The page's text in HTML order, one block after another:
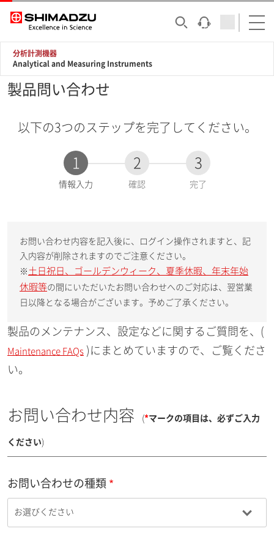
分析計測機器
Analytical and Measuring Instruments
製品問い合わせ
以下の3つのステップを完了してください。
1
現
情報入力
2
確認
3
完了
お問い合わせ内容を記入後に、ログイン操作されますと、記
入内容が削除されますのでご注意ください。
※ 土日祝日、ゴールデンウィーク、夏季休暇、年末年始
休暇等の間にいただいたお問い合わせへのご対応は、翌営業
日以降となる場合がございます。予めご了承ください。
製品のメンテナンス、設定などに関するご質問を、(
Maintenance FAQs )にまとめていますので、ご覧くださ
い。
お問い合わせ内容 (*マークの項目は、必ずご入力
ください)
お問い合わせの種類